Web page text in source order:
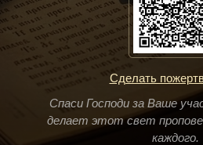
Сделать
Спаси Господи за Ваше
делает этот свет
каждого.